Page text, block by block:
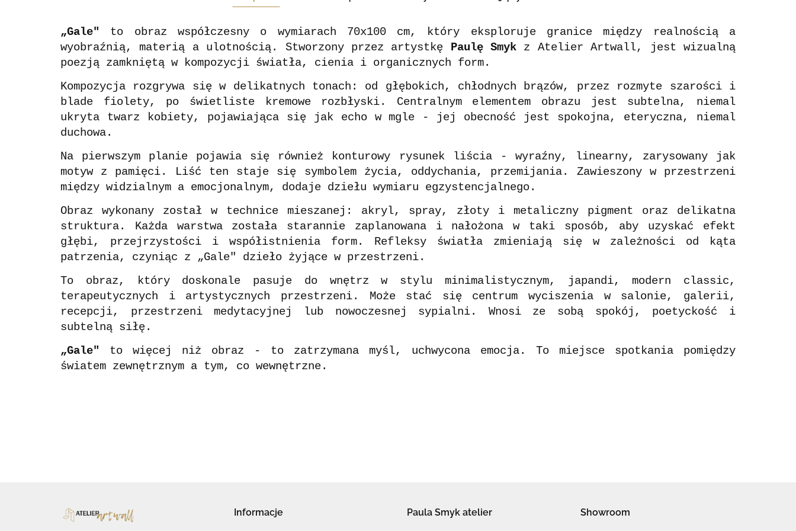
„Gale" to obraz współczesny o wymiarach 70x100 cm, który eksploruje granice między realnością a
wyobraźnią, materią a ulotnością. Stworzony przez artystkę Paulę Smyk z Atelier Artwall, jest wizualną
poezją zamkniętą w kompozycji światła, cienia i organicznych form.
Kompozycja rozgrywa się w delikatnych tonach: od głębokich, chłodnych brązów, przez rozmyte szarości i
blade fiolety, po świetliste kremowe rozbłyski. Centralnym elementem obrazu jest subtelna, niemal
ukryta twarz kobiety, pojawiająca się jak echo w mgle - jej obecność jest spokojna, eteryczna, niemal
duchowa.
Na pierwszym planie pojawia się również konturowy rysunek liścia - wyraźny, linearny, zarysowany jak
motyw z pamięci. Liść ten staje się symbolem życia, oddychania, przemijania. Zawieszony w przestrzeni
między widzialnym a emocjonalnym, dodaje dziełu wymiaru egzystencjalnego.
Obraz wykonany został w technice mieszanej: akryl, spray, złoty i metaliczny pigment oraz delikatna
struktura. Każda warstwa została starannie zaplanowana i nałożona w taki sposób, aby uzyskać efekt
głębi, przejrzystości i współistnienia form. Refleksy światła zmieniają się w zależności od kąta
patrzenia, czyniąc z „Gale" dzieło żyjące w przestrzeni.
To obraz, który doskonale pasuje do wnętrz w stylu minimalistycznym, japandi, modern classic,
terapeutycznych i artystycznych przestrzeni. Może stać się centrum wyciszenia w salonie, galerii,
recepcji, przestrzeni medytacyjnej lub nowoczesnej sypialni. Wnosi ze sobą spokój, poetyckość i
subtelną siłę.
„Gale" to więcej niż obraz - to zatrzymana myśl, uchwycona emocja. To miejsce spotkania pomiędzy
światem zewnętrznym a tym, co wewnętrzne.
Informacje Paula Smyk atelier Showroom